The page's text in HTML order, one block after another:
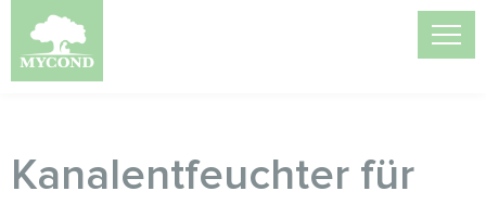
Kanalentfeuchter für